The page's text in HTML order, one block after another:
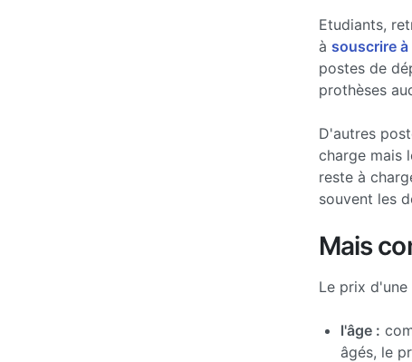
Etudiants,
à souscrire
postes de
prothèses
D'autres
charge mais
reste à
souvent les
Mais
Le prix
l'âge :
âgés, le